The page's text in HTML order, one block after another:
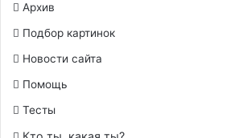
Архив
Подбор картинок
Новости сайта
Помощь
Тесты